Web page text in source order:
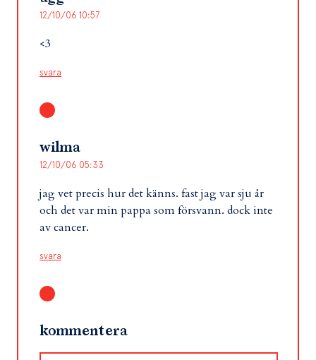
12/10/06 10:57
<3
svara
wilma
12/10/06 05:33
jag vet precis hur det känns. fast jag var sju år
och det var min pappa som försvann. dock inte
av cancer.
svara
kommentera